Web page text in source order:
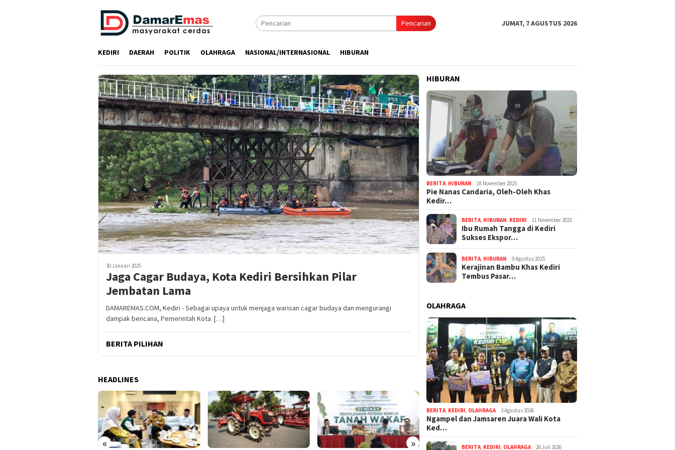
Pencarian JUMAT, 7 AGUSTUS 2026
KEDIRI DAERAH POLITIK OLAHRAGA NASIONAL/INTERNASIONAL HIBURAN
30 Januari 2025
Jaga Cagar Budaya, Kota Kediri Bersihkan Pilar
Jembatan Lama
DAMAREMAS.COM, Kediri - Sebagai upaya untuk menjaga warisan cagar budaya dan mengurangi
dampak bencana, Pemerintah Kota […]
BERITA PILIHAN
HEADLINES
« »
HIBURAN
BERITA HIBURAN 18 November 2025
Pie Nanas Candaria, Oleh-Oleh Khas
Kedir…
BERITA HIBURAN KEDIRI 11 November 2025
Ibu Rumah Tangga di Kediri
Sukses Ekspor…
BERITA HIBURAN 9 Agustus 2025
Kerajinan Bambu Khas Kediri
Tembus Pasar…
OLAHRAGA
BERITA KEDIRI OLAHRAGA 3 Agustus 2026
Ngampel dan Jamsaren Juara Wali Kota
Ked…
BERITA KEDIRI OLAHRAGA 26 Juli 2026